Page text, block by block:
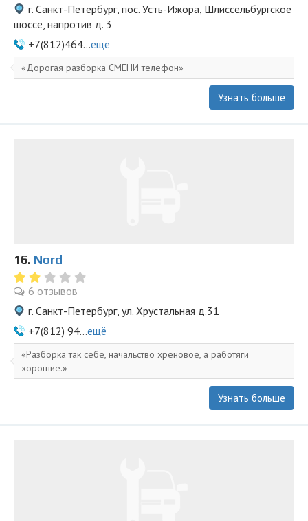
г. Санкт-Петербург, пос. Усть-Ижора, Шлиссельбургское
шоссе, напротив д. 3
+7(812)464...ещё
Дорогая разборка СМЕНИ телефон
Узнать больше
16. Nord
6 отзывов
г. Санкт-Петербург, ул. Хрустальная д.31
+7(812) 94...ещё
Разборка так себе, начальство хреновое, а работяги
хорошие.
Узнать больше